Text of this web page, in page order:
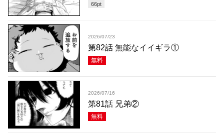
66pt
2026/07/23
第82話 無能なイイギラ①
無料
2026/07/16
第81話 兄弟②
無料